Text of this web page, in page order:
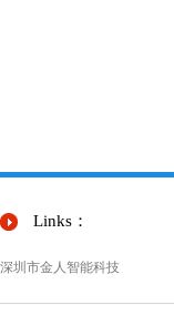
Links：
深圳市金人智能科技